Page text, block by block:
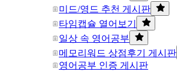
미드/영드 추천 게시판
타임캡슐 열어보기
일상 속 영어공부
메모리워드 상점후기 게시판
영어공부 인증 게시판